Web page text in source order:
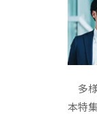
多
本特